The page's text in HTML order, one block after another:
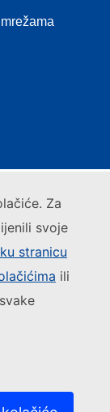
Za
svoje
stranicu
ili